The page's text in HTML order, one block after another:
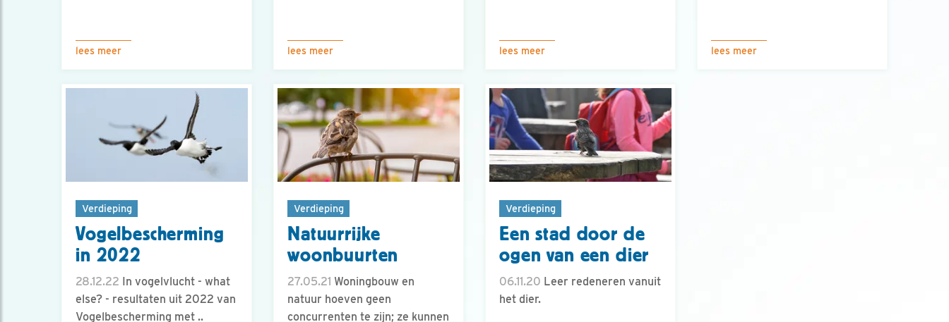
lees meer lees meer lees meer lees meer
Verdieping
Vogelbescherming
in 2022
28.12.22 In vogelvlucht - what
else? - resultaten uit 2022 van
Vogelbescherming met ..
Verdieping
Natuurrijke
woonbuurten
27.05.21 Woningbouw en
natuur hoeven geen
concurrenten te zijn; ze kunnen
Verdieping
Een stad door de
ogen van een dier
06.11.20 Leer redeneren vanuit
het dier.